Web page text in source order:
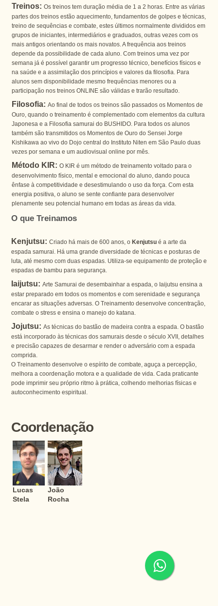
Treinos: Os treinos tem duração média de 1 a 2 horas. Entre as várias
partes dos treinos estão aquecimento, fundamentos de golpes e técnicas,
treino de sequências e combate, estes últimos normalmente divididos em
grupos de iniciantes, intermediários e graduados, outras vezes com os
mais antigos orientando os mais novatos. A frequência aos treinos
depende da possibilidade de cada aluno. Com treinos uma vez por
semana já é possível garantir um progresso técnico, benefícios físicos e
na saúde e a assimilação dos princípios e valores da filosofia. Para
alunos sem disponibilidade mesmo frequências menores ou a
participação nos treinos ONLINE são válidas e trarão resultado.
Filosofia: Ao final de todos os treinos são passados os Momentos de
Ouro, quando o treinamento é complementado com elementos da cultura
Japonesa e a Filosofia samurai do BUSHIDO. Para todos os alunos
também são transmitidos os Momentos de Ouro do Sensei Jorge
Kishikawa ao vivo do Dojo central do Instituto Niten em São Paulo duas
vezes por semana e um audiovisual online por mês.
Método KIR: O KIR é um método de treinamento voltado para o
desenvolvimento físico, mental e emocional do aluno, dando pouca
ênfase à competitividade e desestimulando o uso da força. Com esta
energia positiva, o aluno se sente confiante para desenvolver
plenamente seu potencial humano em todas as áreas da vida.
O que Treinamos
Kenjutsu: Criado há mais de 600 anos, o Kenjutsué a arte da
espada samurai. Há uma grande diversidade de técnicas e posturas de
luta, até mesmo com duas espadas. Utiliza-se equipamento de proteção e
espadas de bambu para segurança.
Iaijutsu: Arte Samurai de desembainhar a espada, o Iaijutsu ensina a
estar preparado em todos os momentos e com serenidade e segurança
encarar as situações adversas. O Treinamento desenvolve concentração,
combate o stress e ensina o manejo do katana.
Jojutsu: As técnicas do bastão de madeira contra a espada. O bastão
está incorporado às técnicas dos samurais desde o século XVII, detalhes
e precisão capazes de desarmar e render o adversário com a espada
comprida.
O Treinamento desenvolve o espírito de combate, aguça a percepção,
melhora a coordenação motora e a qualidade de vida. Cada praticante
pode imprimir seu próprio ritmo à prática, colhendo melhorias físicas e
autoconhecimento espiritual.
Coordenação
Lucas
Stela
João
Rocha